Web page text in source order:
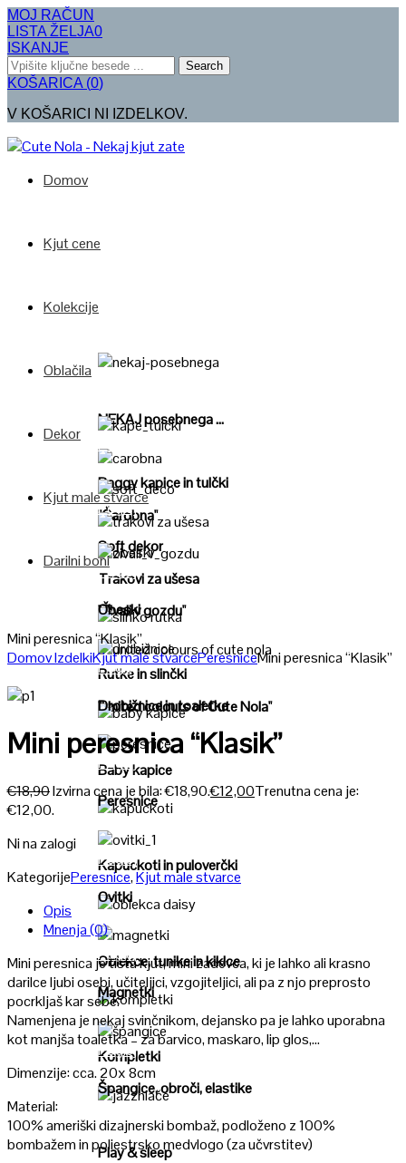
MOJ RAČUN
LISTA ŽELJA0
ISKANJE
Search
KOŠARICA (0)
V KOŠARICI NI IZDELKOV.
Domov
Kjut cene
Kolekcije
NEKAJ posebnega ...
Poglej
"Čarobna"
Poglej
"Živali v gozdu"
Poglej
"United colours of Cute Nola"
Oblačila
Poglej
Baggy kapice in tulčki
Poglej
Trakovi za ušesa
Poglej
Rutke in slinčki
Poglej
Baby kapice
Poglej
Kapuckoti in puloverčki
Poglej
Oblekce, tunike in kiklce
Poglej
Kompletki
Play & sleep
Dekor
Poglej
Soft dekor
Kjut male stvarce
Poglej
Obeski
Poglej
Drobižnice in toaletke
Poglej
Peresnice
Poglej
Ovitki
Poglej
Magnetki
Poglej
Špangice, obroči, elastike
Darilni boni
Mini peresnica “Klasik”
DomovIzdelkiKjut male stvarcePeresniceMini peresnica “Klasik”
Mini peresnica “Klasik”
€18,90Izvirna cena je bila: €18,90.€12,00Trenutna cena je:
€12,00.
Ni na zalogi
KategorijePeresnice,Kjut male stvarce
Opis
Mnenja (0)
Mini peresnica je tista kjut, mini zadevca, ki je lahko ali krasno
darilce ljubi osebi, učiteljici, vzgojiteljici, ali pa z njo preprosto
pocrkljaš kar sebe.
Namenjena je nekaj svinčnikom, dejansko pa je lahko uporabna
kot manjša toaletka – za barvico, maskaro, lip glos,…
Dimenzije: cca. 20x 8cm
Material:
100% ameriški dizajnerski bombaž, podloženo z 100%
bombažem in poliestrsko medvlogo (za učvrstitev)